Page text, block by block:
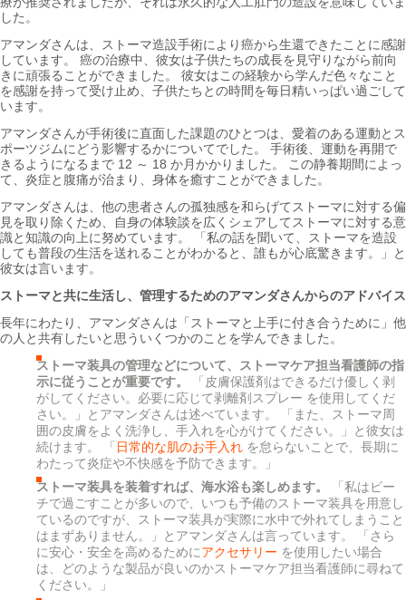
した。
アマンダさんは、ストーマ造設手術により癌から生還できたことに感謝
しています。 癌の治療中、彼女は子供たちの成長を見守りながら前向
きに頑張ることができました。 彼女はこの経験から学んだ色々なこと
を感謝を持って受け止め、子供たちとの時間を毎日精いっぱい過ごして
います。
アマンダさんが手術後に直面した課題のひとつは、愛着のある運動とス
ポーツジムにどう影響するかについてでした。 手術後、運動を再開で
きるようになるまで 12 ～ 18 か月かかりました。 この静養期間によっ
て、炎症と腹痛が治まり、身体を癒すことができました。
アマンダさんは、他の患者さんの孤独感を和らげてストーマに対する偏
見を取り除くため、自身の体験談を広くシェアしてストーマに対する意
識と知識の向上に努めています。 「私の話を聞いて、ストーマを造設
しても普段の生活を送れることがわかると、誰もが心底驚きます。」と
彼女は言います。
ストーマと共に生活し、管理するためのアマンダさんからのアドバイス
長年にわたり、アマンダさんは「ストーマと上手に付き合うために」他
の人と共有したいと思ういくつかのことを学んできました。
ストーマ装具の管理などについて、ストーマケア担当看護師の指
示に従うことが重要です。
「皮膚保護剤はできるだけ優しく剥
がしてください。必要に応じて剥離剤スプレー を使用してくだ
さい。」とアマンダさんは述べています。 「また、ストーマ周
囲の皮膚をよく洗浄し、手入れを心がけてください。」と彼女は
続けます。 「 日常的な肌のお手入れ を怠らないことで、長期に
わたって炎症や不快感を予防できます。」
ストーマ装具を装着すれば、海水浴も楽しめます。
「私はビー
チで過ごすことが多いので、いつも予備のストーマ装具を用意し
ているのですが、ストーマ装具が実際に水中で外れてしまうこと
はまずありません。」とアマンダさんは言っています。 「さら
に安心・安全を高めるためにアクセサリー を使用したい場合
は、どのような製品が良いのかストーマケア担当看護師に尋ねて
ください。」